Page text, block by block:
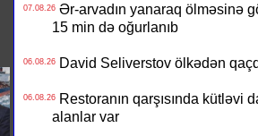
07.08.26Ər-arvadın yanaraq ölməsinə
15 min də oğurlanıb
06.08.26David Seliverstov ölkədən
06.08.26Restoranın qarşısında kütləvi
alanlar var